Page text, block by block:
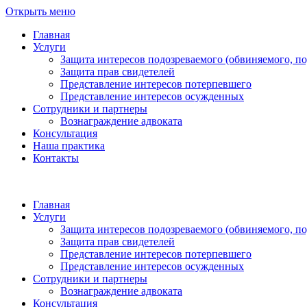
Открыть меню
Главная
Услуги
Защита интересов подозреваемого (обвиняемого,
Защита прав свидетелей
Представление интересов потерпевшего
Представление интересов осужденных
Сотрудники и партнеры
Вознаграждение адвоката
Консультация
Наша практика
Контакты
Главная
Услуги
Защита интересов подозреваемого (обвиняемого,
Защита прав свидетелей
Представление интересов потерпевшего
Представление интересов осужденных
Сотрудники и партнеры
Вознаграждение адвоката
Консультация